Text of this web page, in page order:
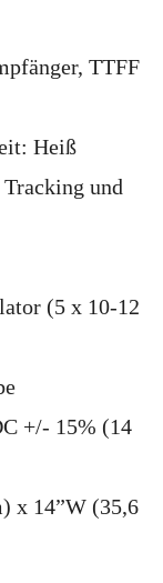
TTFF
Heiß
und
(5 x 10-12
+/- 15% (14
x 14”W (35,6